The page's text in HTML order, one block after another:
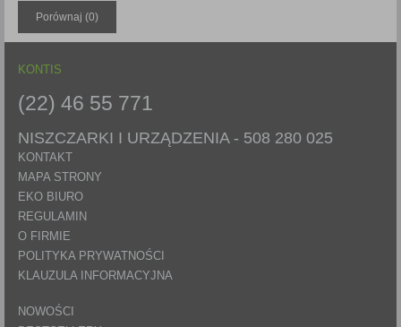
Porównaj (0)
KONTIS
(22) 46 55 771
NISZCZARKI I URZĄDZENIA - 508 280 025
KONTAKT
MAPA STRONY
EKO BIURO
REGULAMIN
O FIRMIE
POLITYKA PRYWATNOŚCI
KLAUZULA INFORMACYJNA
NOWOŚCI